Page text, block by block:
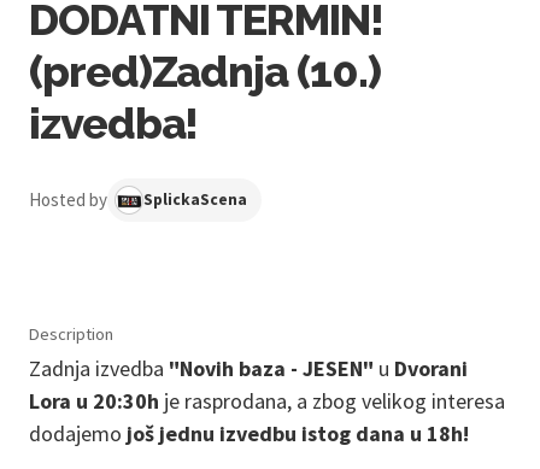
DODATNI TERMIN!
(pred)Zadnja (10.)
izvedba!
Hosted by SplickaScena
Description
Zadnja izvedba "Novih baza - JESEN" u Dvorani
Lora u 20:30h je rasprodana, a zbog velikog interesa
dodajemo još jednu izvedbu istog dana u 18h!